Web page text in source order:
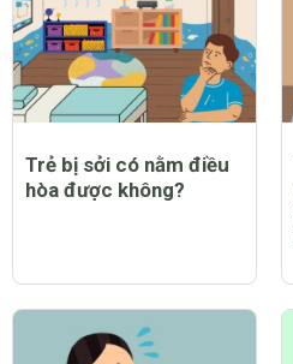
Trẻ bị sởi có nằm điều
hòa được không?